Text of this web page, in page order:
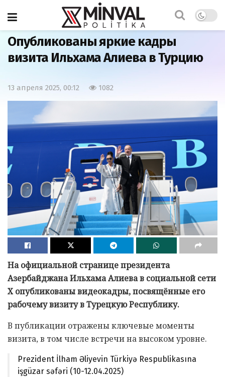
Главная
Опубликованы яркие кадры
визита Ильхама Алиева в Турцию
13 апреля 2025, 00:12 1082
На официальной странице президента
Азербайджана Ильхама Алиева в социальной сети
X опубликованы видеокадры, посвящённые его
рабочему визиту в Турецкую Республику.
В публикации отражены ключевые моменты
визита, в том числе встречи на высоком уровне.
Prezident İlham Əliyevin Türkiyə Respublikasına
işgüzar səfəri (10-12.04.2025)